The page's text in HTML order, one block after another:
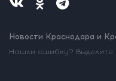
Новости Краснодара и
Нашли ошибку? Выделите